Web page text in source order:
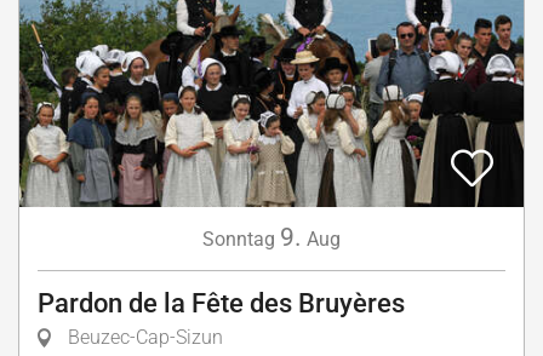
Sonntag 9. Aug
Pardon de la Fête des Bruyères
Beuzec-Cap-Sizun